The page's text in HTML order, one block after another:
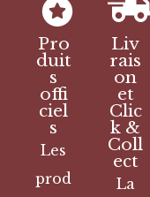
Pro
duit
s
offi
ciel
s
Les
prod
Liv
rais
on
et
Clic
k &
Coll
ect
La